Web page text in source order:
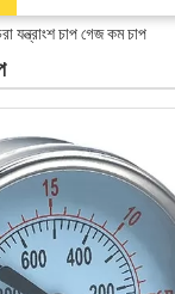
যন্ত্রাংশ চাপ গেজ কম চাপ